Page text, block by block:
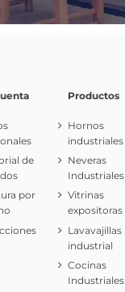
de
por
Productos
Hornos
industriales
Neveras
Industriales
Vitrinas
expositoras
Lavavajillas
industrial
Cocinas
Industriales